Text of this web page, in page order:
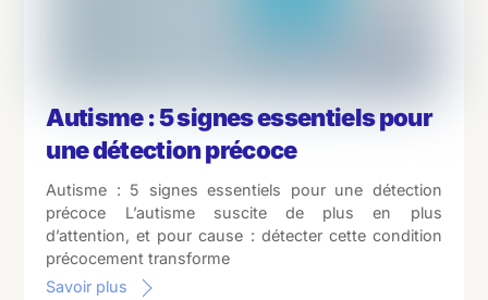
Autisme : 5 signes essentiels pour
une détection précoce
Autisme : 5 signes essentiels pour une détection
précoce L’autisme suscite de plus en plus
d’attention, et pour cause : détecter cette condition
précocement transforme
Savoir plus